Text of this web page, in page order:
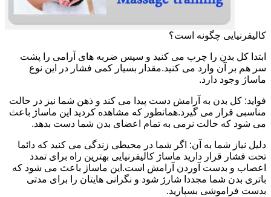
کالیفرنیایی چگونه است؟
ابتدا کل بدن را چرب می کنید و سپس ضربه های آرامی را پشت
سر هم بر آن وارد می کنید.مقدار بسیار کمی فشار در این نوع
ماساژ وجود دارد.
فواید: کل بدن به آرامش دست پیدا می کند و ذهن شما نیز در حالت
مناسبی قرار می گیرد.همانطور که مشاهده کردید این ماساژ باعث
می شود که حالت نرمی به تمام اعضای بدن شما دست بدهد.
دلیل نیاز شما به آن: اگر شما در محیطی زندگی می کنید که دائما
تحت فشار قرار دارید ماساژ کالیفرنیایی بهترین راه برای تمدد
اعصاب و بدست آوردن آرامش است.این ماساژ باعث می شود که
باتری بدن شما مجددا شارژ شود و نگرانی هایتان را برای مدتی
بدست فراموشی بسپارید.